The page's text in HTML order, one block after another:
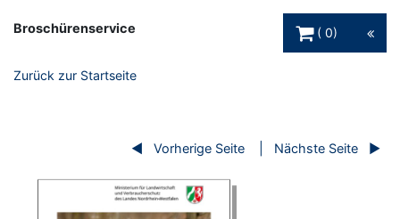
Broschürenservice
0
Zurück zur Startseite
Vorherige Seite Nächste Seite